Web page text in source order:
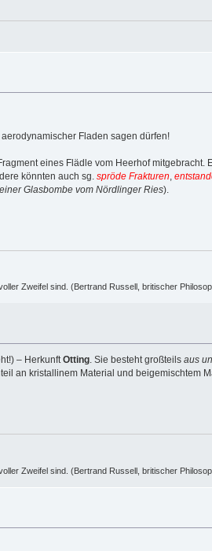
Fladen sagen dürfen!
eines Flädle vom Heerhof
könnten auch sg. spröde Frakturen,
Glasbombe vom Nördlinger Ries).
Zweifel sind. (Bertrand Russell, britischer
– HerkunftOtting. Sie besteht großteils aus
an kristallinem Material und beigemischtem
Zweifel sind. (Bertrand Russell, britischer